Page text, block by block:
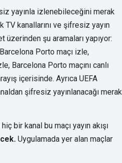
yayınla izlenebileceğini merak
TV kanallarını ve şifresiz yayın
şu aramaları yapıyor:
Porto maçı izle,
Barcelona Porto maçını canlı
içerisinde. Ayrıca UEFA
şifresiz yayınlanacağı merak
bir kanal bu maçı yayın akışı
Uygulamada yer alan maçlar